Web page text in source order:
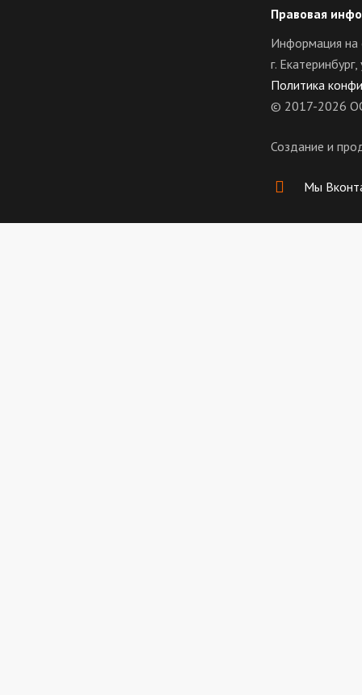
Правовая
Информация на
г.
Политика
© 2017-2026
Создание и
Мы